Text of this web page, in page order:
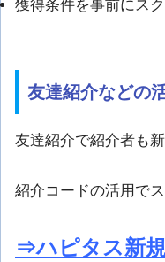
獲得条件を事前にス
友達紹介などの
友達紹介で紹介者も
紹介コードの活用で
⇒ハピタス新